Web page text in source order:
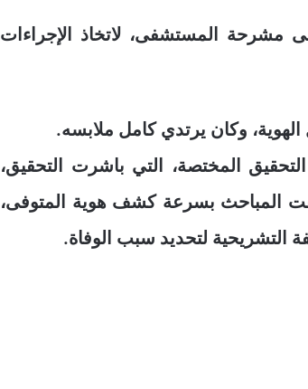
مشرحة المستشفى، لاتخاذ الإجراءات
وكان يرتدي كامل ملابسه.
المختصة، التي باشرت التحقيق،
المباحث بسرعة كشف هوية المتوفى،
التشريحية لتحديد سبب الوفاة.